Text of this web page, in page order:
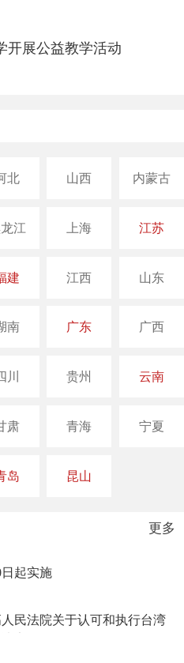
开展公益教学活动
北 山西 内蒙古
江 上海 江苏
建 江西 山东
南 广东 广西
川 贵州 云南
肃 青海 宁夏
岛 昆山
更多
起实施
民法院关于认可和执行台湾